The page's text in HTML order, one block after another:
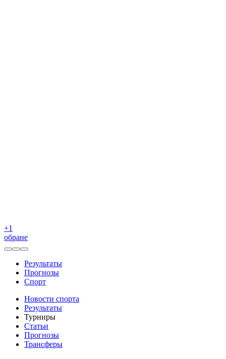
+1
обране
Результаты
Прогнозы
Спорт
Новости спорта
Результаты
Турниры
Статьи
Прогнозы
Трансферы